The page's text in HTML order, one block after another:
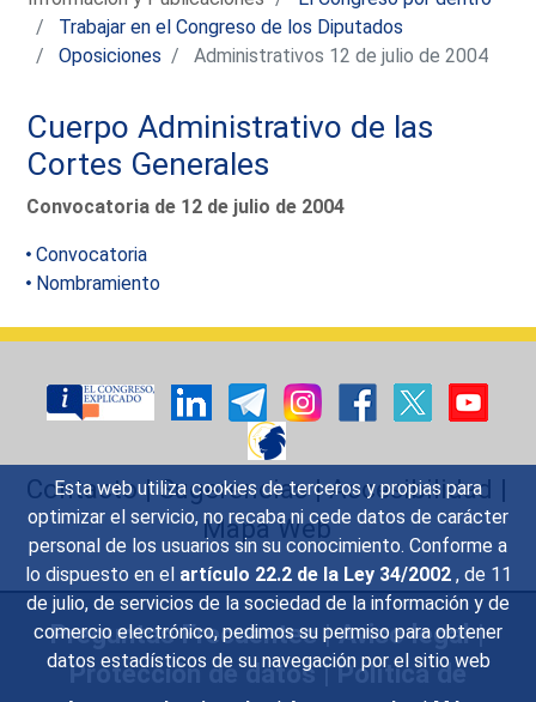
Esta web utiliza cookies de terceros y propias para
optimizar el servicio, no recaba ni cede datos de carácter
personal de los usuarios sin su conocimiento. Conforme a
lo dispuesto en el artículo 22.2 de la Ley 34/2002 , de 11
de julio, de servicios de la sociedad de la información y de
comercio electrónico, pedimos su permiso para obtener
datos estadísticos de su navegación por el sitio web
Trabajar en el Congreso de los Diputados
Oposiciones
Administrativos 12 de julio de 2004
Cuerpo Administrativo de las
Cortes Generales
Convocatoria de 12 de julio de 2004
Convocatoria
Nombramiento
Contacto|Sugerencias|Accesibilidad |
Mapa Web
Preguntas Frecuentes|Aviso legal|
Protección de datos|Política de